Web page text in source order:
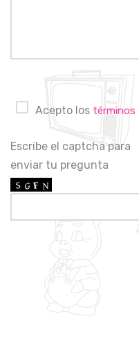
Acepto los términos
Escribe el captcha para
enviar tu pregunta